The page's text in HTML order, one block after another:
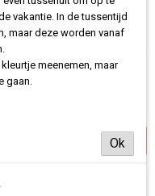
SALE)
vakantie. In de tussentijd
maar deze worden vanaf
meenemen, maar
gaan.
Ok